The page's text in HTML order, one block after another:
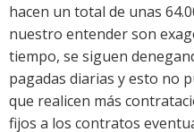
hacen un total de unas
nuestro entender son
tiempo, se siguen
pagadas diarias y esto no
que realicen más
fijos a los contratos